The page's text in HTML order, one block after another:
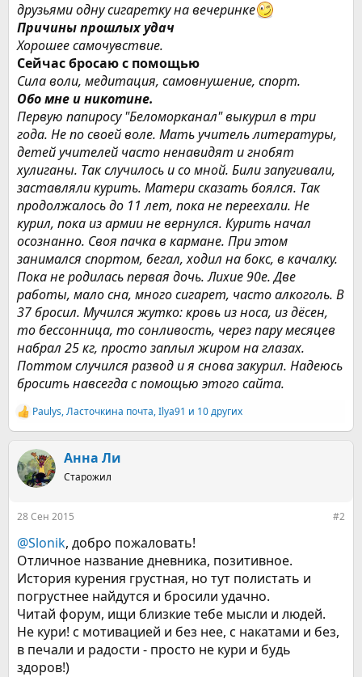
друзьями одну сигаретку на вечеринке
Причины прошлых удач
Хорошее самочувствие.
Сейчас бросаю с помощью
Сила воли, медитация, самовнушение, спорт.
Обо мне и никотине.
Первую папиросу "Беломорканал" выкурил в три
года. Не по своей воле. Мать учитель литературы,
детей учителей часто ненавидят и гнобят
хулиганы. Так случилось и со мной. Били запугивали,
заставляли курить. Матери сказать боялся. Так
продолжалось до 11 лет, пока не переехали. Не
курил, пока из армии не вернулся. Курить начал
осознанно. Своя пачка в кармане. При этом
занимался спортом, бегал, ходил на бокс, в качалку.
Пока не родилась первая дочь. Лихие 90е. Две
работы, мало сна, много сигарет, часто алкоголь. В
37 бросил. Мучился жутко: кровь из носа, из дёсен,
то бессонница, то сонливость, через пару месяцев
набрал 25 кг, просто заплыл жиром на глазах.
Поттом случился развод и я снова закурил. Надеюсь
бросить навсегда с помощью этого сайта.
Р
е
к
ц
и
Paulys,Ласточкина почта,Ilya91 и 10 других
Анна Ли
Старожил
28 Сен 2015 #2
@Slonik, добро пожаловать!
Отличное название дневника, позитивное.
История курения грустная, но тут полистать и
погрустнее найдутся и бросили удачно.
Читай форум, ищи близкие тебе мысли и людей.
Не кури! с мотивацией и без нее, с накатами и без,
в печали и радости - просто не кури и будь
здоров!)